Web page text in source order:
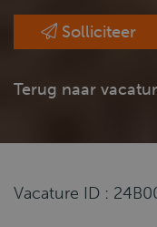
Solliciteer
Terug naar
Vacature ID :